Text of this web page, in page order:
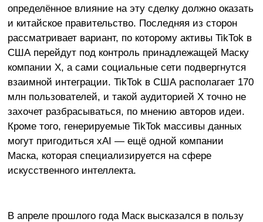
определённое влияние на эту сделку должно оказать
и китайское правительство. Последняя из сторон
рассматривает вариант, по которому активы TikTok в
США перейдут под контроль принадлежащей Маску
компании X, а сами социальные сети подвергнутся
взаимной интеграции. TikTok в США располагает 170
млн пользователей, и такой аудиторией X точно не
захочет разбрасываться, по мнению авторов идеи.
Кроме того, генерируемые TikTok массивы данных
могут пригодиться xAI — ещё одной компании
Маска, которая специализируется на сфере
искусственного интеллекта.
В апреле прошлого года Маск высказался в пользу